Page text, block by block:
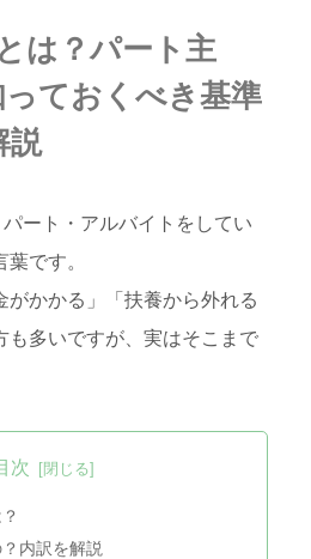
は？パート主
ておくべき基準
説
パート・アルバイトをしてい
です。
がかかる」「扶養から外れる
も多いですが、実はそこまで
次
内訳を解説